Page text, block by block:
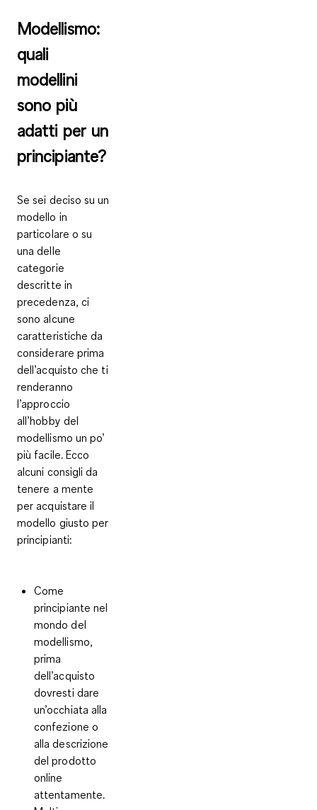
Modellismo:
quali
modellini
sono più
adatti per un
principiante?
Se sei deciso su un
modello in
particolare o su
una delle
categorie
descritte in
precedenza, ci
sono alcune
caratteristiche da
considerare prima
dell’acquisto che ti
renderanno
l’approccio
all’hobby del
modellismo un po’
più facile. Ecco
alcuni consigli da
tenere a mente
peracquistare il
modello giusto per
principianti:
Come
principiante nel
mondo del
modellismo,
prima
dell’acquisto
dovresti dare
un’occhiata alla
confezione o
alla descrizione
del prodotto
online
attentamente.